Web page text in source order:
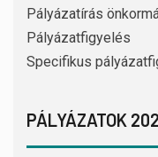
Pályázatírás
Pályázatfigyelés
Specifikus
PÁLYÁZATOK